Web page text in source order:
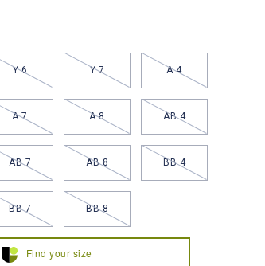
Y 6 Y 7 A 4
A 7 A 8 AB 4
AB 7 AB 8 BB 4
BB 7 BB 8
Find your size